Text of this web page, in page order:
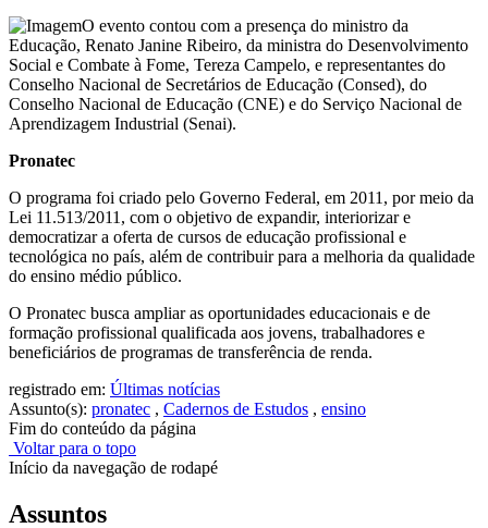
O evento contou com a presença do ministro da
Educação, Renato Janine Ribeiro, da ministra do Desenvolvimento
Social e Combate à Fome, Tereza Campelo, e representantes do
Conselho Nacional de Secretários de Educação (Consed), do
Conselho Nacional de Educação (CNE) e do Serviço Nacional de
Aprendizagem Industrial (Senai).
Pronatec
O programa foi criado pelo Governo Federal, em 2011, por meio da
Lei 11.513/2011, com o objetivo de expandir, interiorizar e
democratizar a oferta de cursos de educação profissional e
tecnológica no país, além de contribuir para a melhoria da qualidade
do ensino médio público.
O Pronatec busca ampliar as oportunidades educacionais e de
formação profissional qualificada aos jovens, trabalhadores e
beneficiários de programas de transferência de renda.
registrado em: Últimas notícias
Assunto(s): pronatec , Cadernos de Estudos , ensino
Fim do conteúdo da página
Voltar para o topo
Início da navegação de rodapé
Assuntos